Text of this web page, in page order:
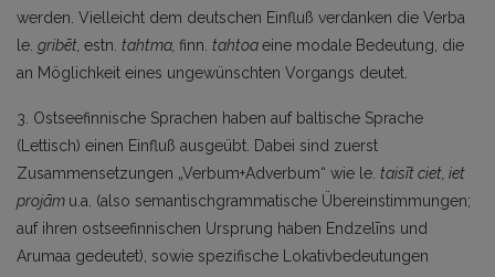
werden. Vielleicht dem deutschen Einfluß verdanken die Verba
le. gribēt, estn. tahtma, finn. tahtoaeine modale Bedeutung, die
an Möglichkeit eines ungewünschten Vorgangs deutet.
3. Ostseefinnische Sprachen haben auf baltische Sprache
(Lettisch) einen Einfluß ausgeübt. Dabei sind zuerst
Zusammensetzungen „Verbum+Adverbum“ wie le. taisīt ciet, iet
projām u.a. (also semantischgrammatische Übereinstimmungen;
auf ihren ostseefinnischen Ursprung haben Endzelīns und
Arumaa gedeutet), sowie spezifische Lokativbedeutungen